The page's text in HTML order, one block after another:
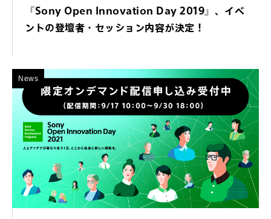
『Sony Open Innovation Day 2019』、イベ
ントの登壇者・セッション内容が決定！
News